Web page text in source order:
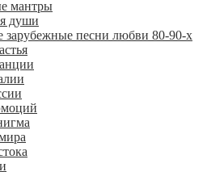
мантры
души
зарубежные песни любви 80-90-х